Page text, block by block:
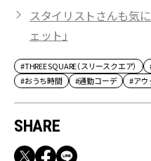
スタイリストさんも気に
ェット」
#THREE SQUARE（スリースクエア）
#おうち時間
#通勤コーデ #アウ
SHARE